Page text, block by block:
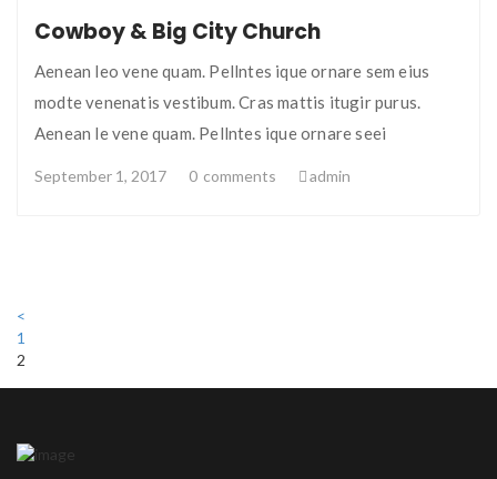
Cowboy & Big City Church
Aenean leo vene quam. Pellntes ique ornare sem eius
modte venenatis vestibum. Cras mattis itugir purus.
Aenean le vene quam. Pellntes ique ornare seei
September 1, 2017 0 comments admin
<
1
2